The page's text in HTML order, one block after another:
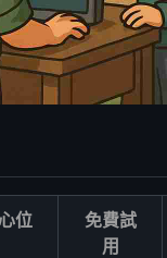
位
免費試
用